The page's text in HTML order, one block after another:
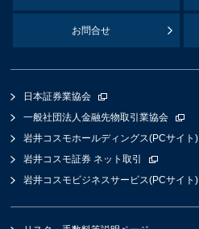
お問合せ
日本証券業協会
一般社団法人金融先物取引業協会
岩井コスモホールディングス(PCサイト)
岩井コスモ証券 ネット取引
岩井コスモビジネスサービス(PCサイト)